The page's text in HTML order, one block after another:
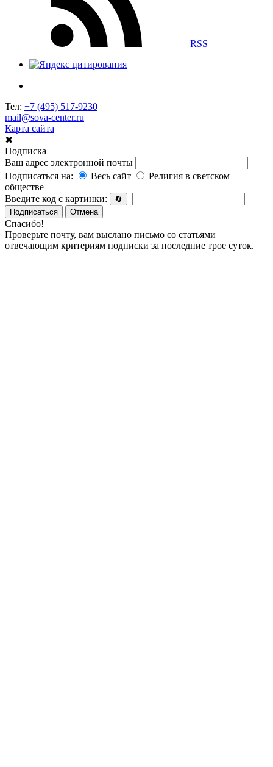
RSS
Тел: +7 (495) 517-9230
mail@sova-center.ru
Карта сайта
✖
Подписка
Ваш адрес электронной почты
Подписаться на:
Весь сайт
Религия в светском
обществе
Введите код с картинки:
🔄
Подписаться
Отмена
Спасибо!
Проверьте почту, вам выслано письмо со статьями
отвечающим критериям подписки за последние трое суток.